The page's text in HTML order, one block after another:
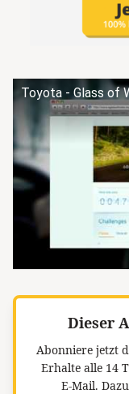
Toyota - Glass of
Dieser
Abonniere jetzt
Erhalte alle 14
E-Mail.